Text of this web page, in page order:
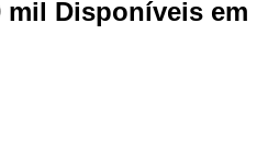
mil Disponíveis em